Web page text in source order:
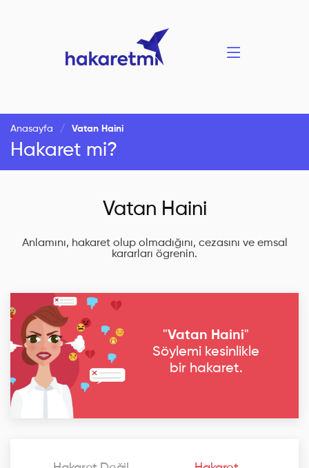
Anasayfa Vatan Haini
Hakaret mi?
Vatan Haini
Anlamını, hakaret olup olmadığını, cezasını ve emsal
kararları ögrenin.
"Vatan Haini"
Söylemi kesinlikle
bir hakaret.